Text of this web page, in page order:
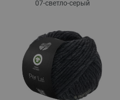
07-светло-серый